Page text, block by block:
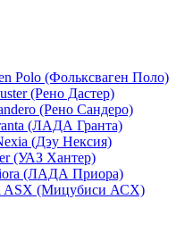
Polo (Фольксваген Поло)
(Рено Дастер)
(Рено Сандеро)
(ЛАДА Гранта)
(Дэу Нексия)
(УАЗ Хантер)
(ЛАДА Приора)
ASX (Мицубиси АСХ)